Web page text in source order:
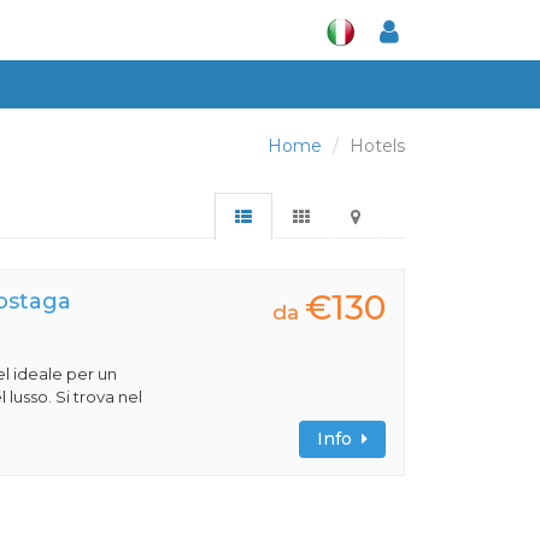
Home Hotels
ideale per un
Si trova nel
da €130
Info